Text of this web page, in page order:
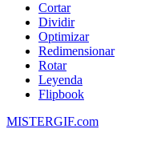
Cortar
Dividir
Optimizar
Redimensionar
Rotar
Leyenda
Flipbook
MISTERGIF.com